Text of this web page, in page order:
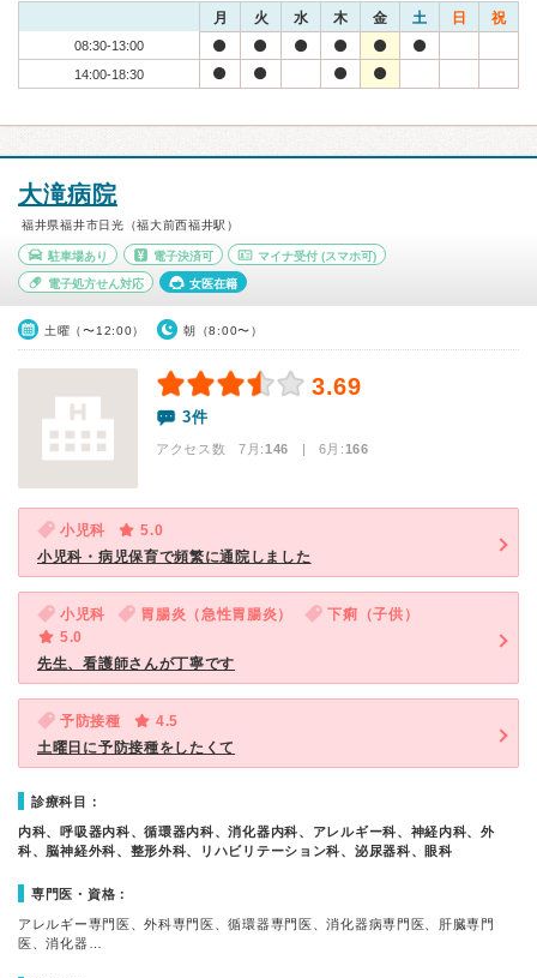
月 火 水 木 金 土 日 祝
08:30-13:00
14:00-18:30
大滝病院
福井県福井市日光（福大前西福井駅）
駐車場あり 電子決済可 マイナ受付 (スマホ可)
電子処方せん対応 女医在籍
土曜（〜12:00） 朝（8:00〜）
3.69
3件
アクセス数 7月:146 | 6月:166
小児科
5.0
小児科・病児保育で頻繁に通院しました
小児科 胃腸炎（急性胃腸炎）
下痢（子供）
5.0
先生、看護師さんが丁寧です
予防接種
4.5
土曜日に予防接種をしたくて
診療科目：
内科、呼吸器内科、循環器内科、消化器内科、アレルギー科、神経内科、外
科、脳神経外科、整形外科、リハビリテーション科、泌尿器科、眼科
専門医・資格：
アレルギー専門医、外科専門医、循環器専門医、消化器病専門医、肝臓専門
医、消化器…